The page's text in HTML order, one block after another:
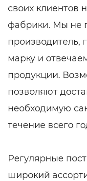
своих клиентов
фабрики. Мы не
производитель,
марку и
продукции.
позволяют
необходимую
течение всего
Регулярные
широкий